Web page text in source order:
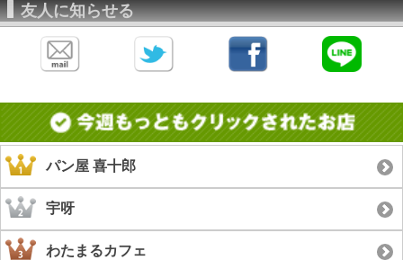
友人に知らせる
パン屋 喜十郎
宇呀
わたまるカフェ